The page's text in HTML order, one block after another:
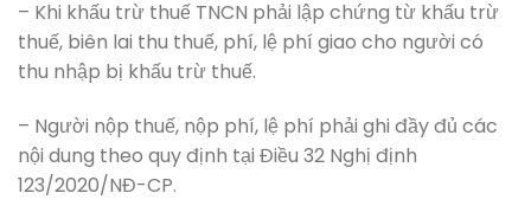
– Khi khấu trừ thuế TNCN phải lập chứng từ khấu trừ
thuế, biên lai thu thuế, phí, lệ phí giao cho người có
thu nhập bị khấu trừ thuế.
– Người nộp thuế, nộp phí, lệ phí phải ghi đầy đủ các
nội dung theo quy định tại Điều 32 Nghị định
123/2020/NĐ-CP.